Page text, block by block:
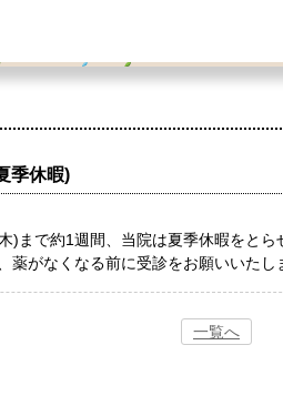
季休暇)
)まで約1週間、当院は夏季休暇をとら
薬がなくなる前に受診をお願いいたし
一覧へ